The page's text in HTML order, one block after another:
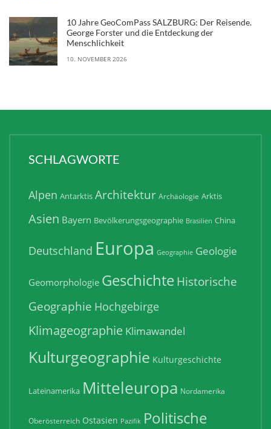
10 Jahre GeoComPass SALZBURG: Der Reisende.
George Forster und die Entdeckung der
Menschlichkeit
10. NOVEMBER 2026
SCHLAGWORTE
Alpen Antarktis Architektur Archäologie Arktis
Asien Bayern Bevölkerungsgeographie Brasilien China
Deutschland Europa Geographie Geologie
Geomorphologie GeschichteHistorische
Geographie Hochgebirge
Klimageographie Klimawandel
Kulturgeographie Kulturgeschichte
Lateinamerika Mitteleuropa Nordamerika
Oberösterreich Ostasien Pazifik Politische